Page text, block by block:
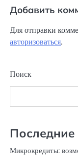
Добавить
Для отправки
авторизоваться.
Поиск
Последние
Микрокредиты: